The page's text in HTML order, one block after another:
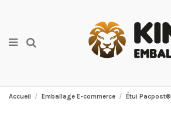
Accueil Emballage E-commerce Étui Pacpost®